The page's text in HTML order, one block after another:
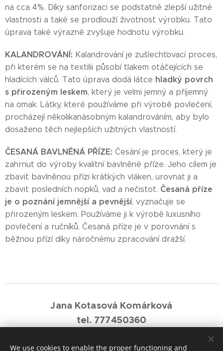
na cca 4%. Díky sanforizaci se podstatně zlepší užitné
vlastnosti a také se prodlouží životnost výrobku. Tato
úprava také výrazně zvyšuje hodnotu výrobku.
KALANDROVÁNÍ: Kalandrování je zušlechťovací proces,
při kterém se na textilii působí tlakem otáčejících se
hladících válců. Tato úprava dodá látce hladký povrch
s přirozeným leskem, který je velmi jemný a příjemný
na omak. Látky, které používáme při výrobě povlečení,
procházejí několikanásobným kalandrováním, aby bylo
dosaženo těch nejlepších užitných vlastností.
ČESANÁ BAVLNĚNÁ PŘÍZE: Česání je proces, který je
zahrnut do výroby kvalitní bavlněné příze. Jeho cílem je
zbavit bavlněnou přízi krátkých vláken, urovnat ji a
zbavit posledních nopků, vad a nečistot. Česaná příze
je o poznání jemnější a pevnější, vyznačuje se
přirozeným leskem. Používáme ji k výrobě luxusního
povlečení a ručníků. Česaná příze je v porovnání s
běžnou přízí díky náročnému zpracování dražší.
Jana Kotasová Komárková
tel. 777450360
We use cookies to enable the proper functioning and